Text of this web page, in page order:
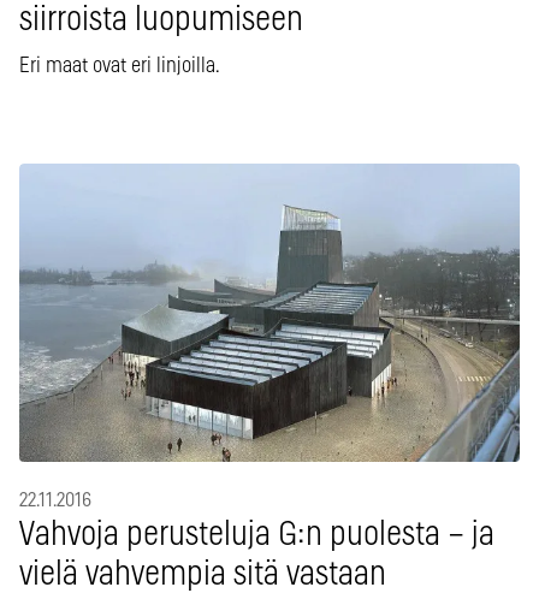
siirroista luopumiseen
Eri maat ovat eri linjoilla.
22.11.2016
Vahvoja perusteluja G:n puolesta – ja
vielä vahvempia sitä vastaan